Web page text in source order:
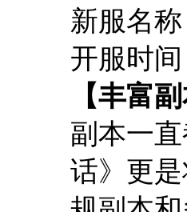
新服名
开服时
【丰富
副本一
话》更